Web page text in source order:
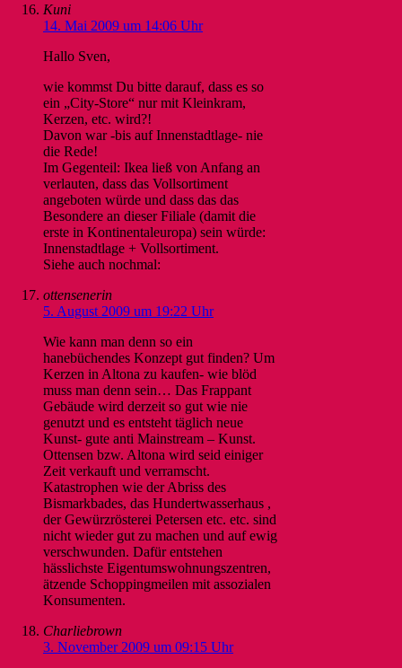
Kuni
14. Mai 2009 um 14:06 Uhr
Hallo Sven,
wie kommst Du bitte darauf, dass es so
ein „City-Store“ nur mit Kleinkram,
Kerzen, etc. wird?!
Davon war -bis auf Innenstadtlage- nie
die Rede!
Im Gegenteil: Ikea ließ von Anfang an
verlauten, dass das Vollsortiment
angeboten würde und dass das das
Besondere an dieser Filiale (damit die
erste in Kontinentaleuropa) sein würde:
Innenstadtlage + Vollsortiment.
Siehe auch nochmal:
ottensenerin
5. August 2009 um 19:22 Uhr
Wie kann man denn so ein
hanebüchendes Konzept gut finden? Um
Kerzen in Altona zu kaufen- wie blöd
muss man denn sein… Das Frappant
Gebäude wird derzeit so gut wie nie
genutzt und es entsteht täglich neue
Kunst- gute anti Mainstream – Kunst.
Ottensen bzw. Altona wird seid einiger
Zeit verkauft und verramscht.
Katastrophen wie der Abriss des
Bismarkbades, das Hundertwasserhaus ,
der Gewürzrösterei Petersen etc. etc. sind
nicht wieder gut zu machen und auf ewig
verschwunden. Dafür entstehen
hässlichste Eigentumswohnungszentren,
ätzende Schoppingmeilen mit assozialen
Konsumenten.
Charliebrown
3. November 2009 um 09:15 Uhr